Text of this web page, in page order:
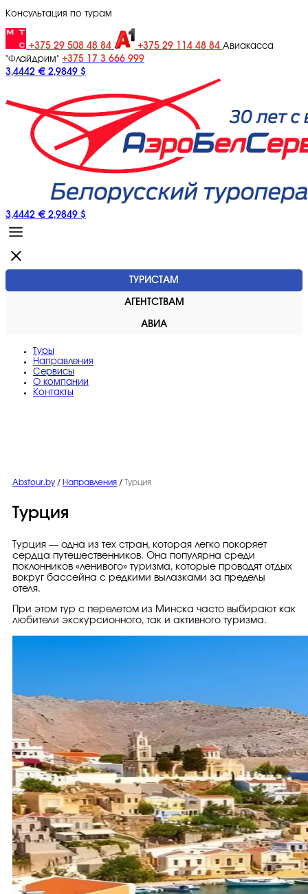
Консультация по турам
+375 29 508 48 84 +375 29 114 48 84 Авиакасса
"Флайдрим" +375 17 3 666 999
3,4442 € 2,9849 $
3,4442 € 2,9849 $
ТУРИСТАМ
АГЕНТСТВАМ
АВИА
Туры
Направления
Сервисы
O компании
Контакты
Abstour.by / Направления / Турция
Турция
Турция — одна из тех стран, которая легко покоряет
сердца путешественников. Она популярна среди
поклонников «ленивого» туризма, которые проводят отдых
вокруг бассейна с редкими вылазками за пределы
отеля.
При этом тур с перелетом из Минска часто выбирают как
любители экскурсионного, так и активного туризма.